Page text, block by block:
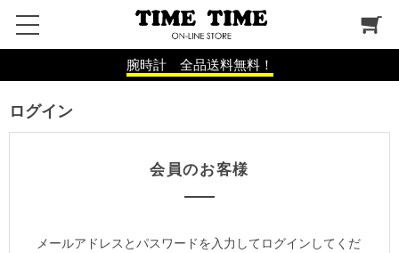
腕時計 全品送料無料！
ログイン
会員のお客様
メールアドレスとパスワードを入力してログインしてくだ